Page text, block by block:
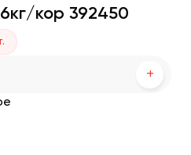
кор 392450
+